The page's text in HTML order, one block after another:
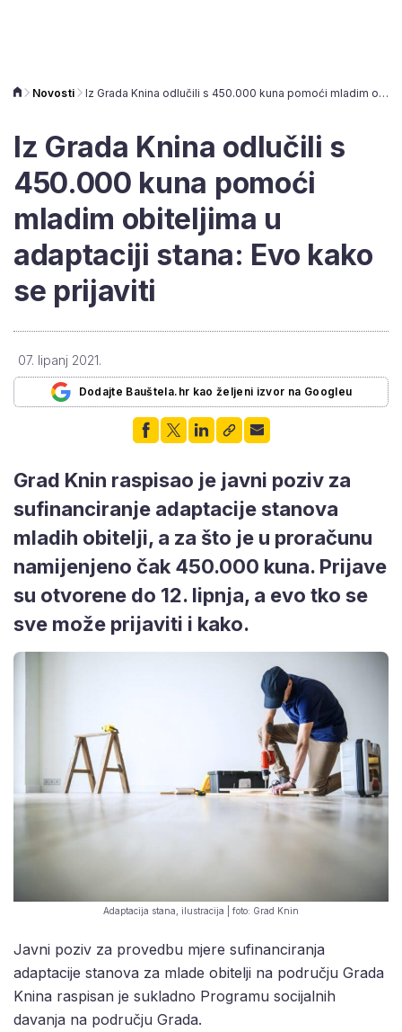
Novosti Iz Grada Knina odlučili s 450.000 kuna pomoći mladim obiteljima u adaptaciji stana: Evo kako se prijaviti
Iz Grada Knina odlučili s
450.000 kuna pomoći
mladim obiteljima u
adaptaciji stana: Evo kako
se prijaviti
07. lipanj 2021.
Dodajte Bauštela.hr kao željeni izvor na Googleu
Grad Knin raspisao je javni poziv za
sufinanciranje adaptacije stanova
mladih obitelji, a za što je u proračunu
namijenjeno čak 450.000 kuna. Prijave
su otvorene do 12. lipnja, a evo tko se
sve može prijaviti i kako.
Adaptacija stana, ilustracija | foto: Grad Knin
Javni poziv za provedbu mjere sufinanciranja
adaptacije stanova za mlade obitelji na području Grada
Knina raspisan je sukladno Programu socijalnih
davanja na području Grada.